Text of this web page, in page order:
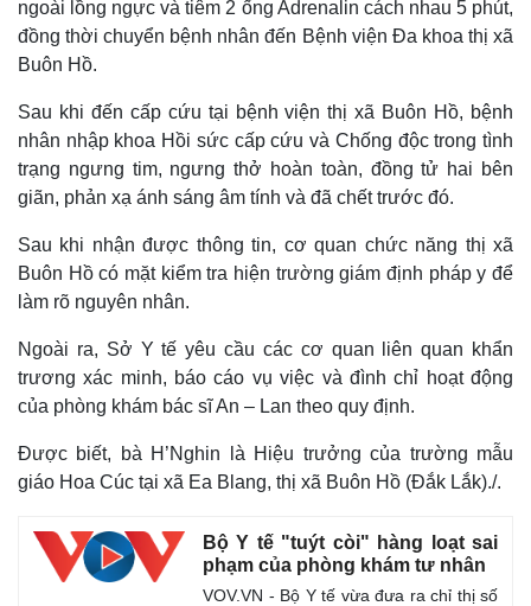
Thế giới
Quan sát
Cuộc sống đó đây
Multimedia
Video
E-Magazine
Infographic
ngoài lồng ngực và tiêm 2 ống Adrenalin cách nhau 5 phút,
đồng thời chuyển bệnh nhân đến Bệnh viện Đa khoa thị xã
Buôn Hồ.
Sau khi đến cấp cứu tại bệnh viện thị xã Buôn Hồ, bệnh
nhân nhập khoa Hồi sức cấp cứu và Chống độc trong tình
trạng ngưng tim, ngưng thở hoàn toàn, đồng tử hai bên
giãn, phản xạ ánh sáng âm tính và đã chết trước đó.
Sau khi nhận được thông tin, cơ quan chức năng thị xã
Buôn Hồ có mặt kiểm tra hiện trường giám định pháp y để
làm rõ nguyên nhân.
Ngoài ra, Sở Y tế yêu cầu các cơ quan liên quan khẩn
trương xác minh, báo cáo vụ việc và đình chỉ hoạt động
của phòng khám bác sĩ An – Lan theo quy định.
Được biết, bà H’Nghin là Hiệu trưởng của trường mẫu
giáo Hoa Cúc tại xã Ea Blang, thị xã Buôn Hồ (Đắk Lắk)./.
Bộ Y tế "tuýt còi" hàng loạt sai
phạm của phòng khám tư nhân
VOV.VN - Bộ Y tế vừa đưa ra chỉ thị số